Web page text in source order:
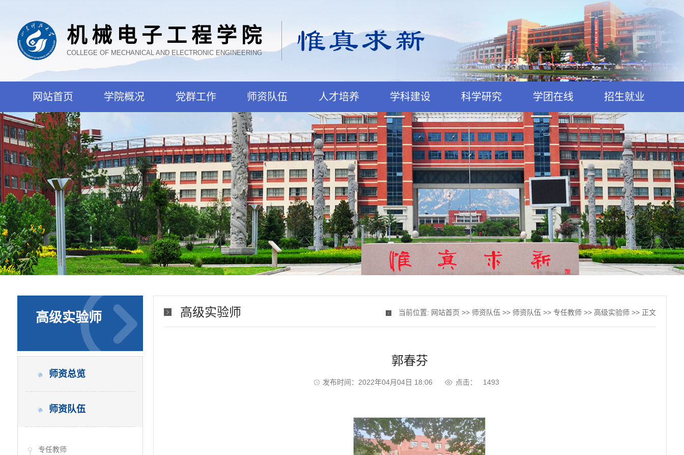
机械电子工程学院
COLLEGE OF MECHANICAL AND ELECTRONIC ENGINEERING
网站首页 学院概况 党群工作 师资队伍 人才培养 学科建设 科学研究 学团在线 招生就业
高级实验师
师资总览
师资队伍
专任教师
高级实验师 当前位置: 网站首页 >> 师资队伍 >> 师资队伍 >>专任教师 >>高级实验师 >> 正文
郭春芬
发布时间：2022年04月04日 18:06 点击： 1493